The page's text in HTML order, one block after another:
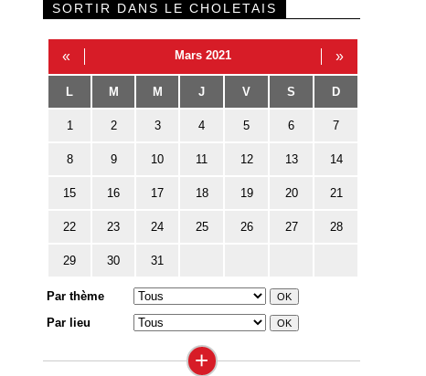
SORTIR DANS LE CHOLETAIS
« Mars 2021 »
L M M J V S D
1 2 3 4 5 6 7
8 9 10 11 12 13 14
15 16 17 18 19 20 21
22 23 24 25 26 27 28
29 30 31
Par thème
Par lieu
+